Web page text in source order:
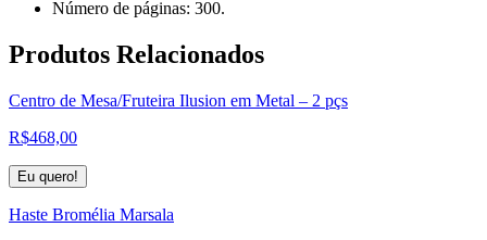
Número de páginas: 300.
Produtos Relacionados
Centro de Mesa/Fruteira Ilusion em Metal – 2 pçs
R$468,00
Eu quero!
Haste Bromélia Marsala